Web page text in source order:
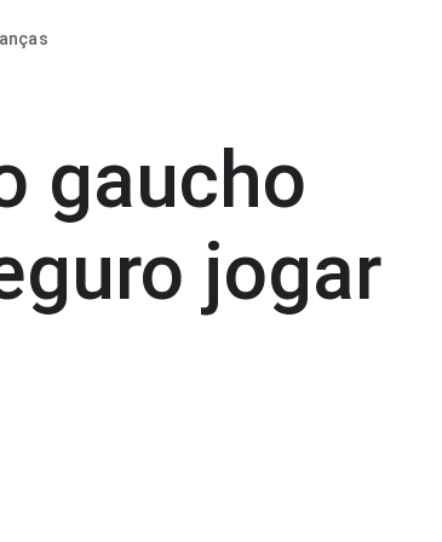
gaucho
jogar